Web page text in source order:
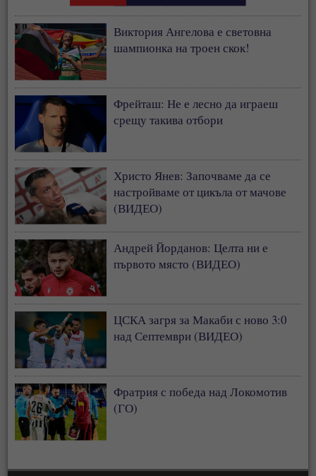
Виктория Ангелова е световна
шампионка на троен скок!
Фрейташ: Не е лесно да играеш
срещу такива отбори
Христо Янев: Започваме да се
настройваме от цикъла от мачове
(ВИДЕО)
Андрей Йорданов: Целта ни е
първото място (ВИДЕО)
ЦСКА загря за Макаби с ново 3:0
над Септември (ВИДЕО)
Фратрия с победа над Локомотив
(ГО)